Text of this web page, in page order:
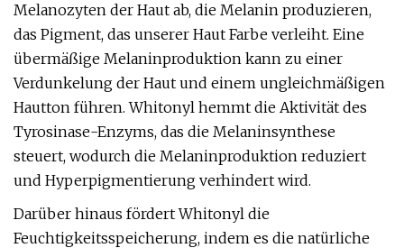
Melanozyten der Haut ab, die Melanin produzieren,
das Pigment, das unserer Haut Farbe verleiht. Eine
übermäßige Melaninproduktion kann zu einer
Verdunkelung der Haut und einem ungleichmäßigen
Hautton führen. Whitonyl hemmt die Aktivität des
Tyrosinase-Enzyms, das die Melaninsynthese
steuert, wodurch die Melaninproduktion reduziert
und Hyperpigmentierung verhindert wird.
Darüber hinaus fördert Whitonyl die
Feuchtigkeitsspeicherung, indem es die natürliche